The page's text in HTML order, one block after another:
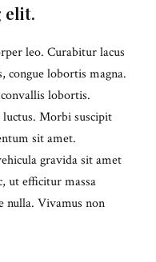
elit.
leo. Curabitur lacus
congue lobortis magna.
lobortis.
luctus. Morbi suscipit
sit amet.
gravida sit amet
ut efficitur massa
nulla. Vivamus non